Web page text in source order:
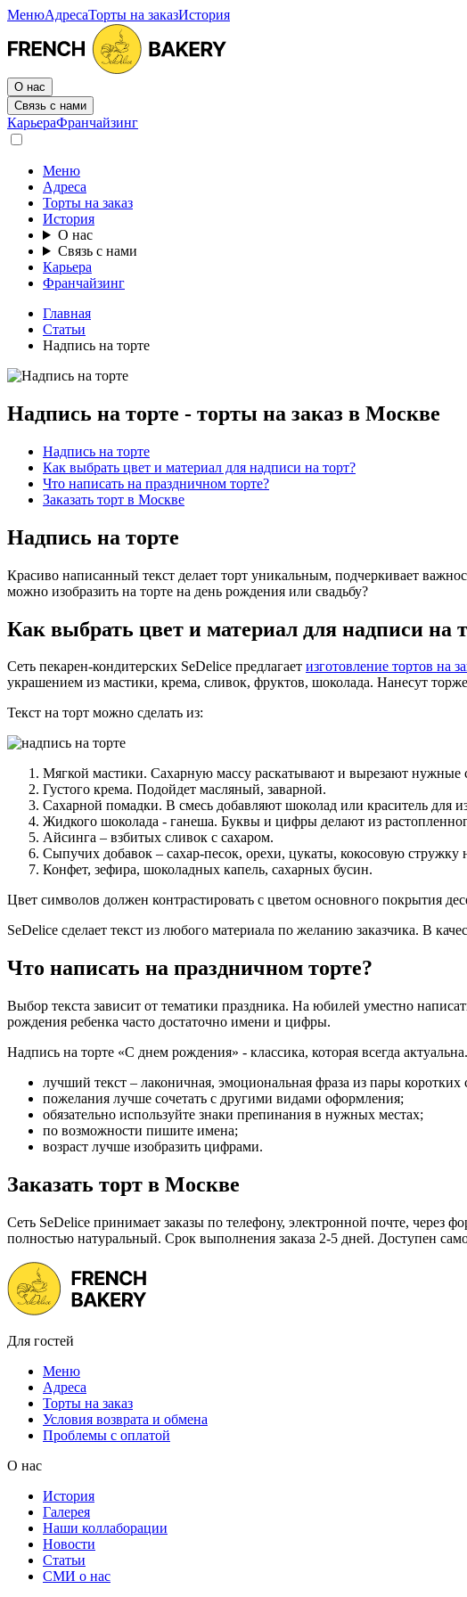
МенюАдресаТорты на заказИстория
О нас
Связь с нами
КарьераФранчайзинг
Меню
Адреса
Торты на заказ
История
О нас
Связь с нами
Карьера
Франчайзинг
Главная
Статьи
Надпись на торте
Надпись на торте - торты на заказ в Москве
Надпись на торте
Как выбрать цвет и материал для надписи на торт?
Что написать на праздничном торте?
Заказать торт в Москве
Надпись на торте
Красиво написанный текст делает торт уникальным, подчеркивает
можно изобразить на торте на день рождения или свадьбу?
Как выбрать цвет и материал для надписи на
Сеть пекарен-кондитерских SeDelice предлагает изготовление тортов на
украшением из мастики, крема, сливок, фруктов, шоколада. Нанесут
Текст на торт можно сделать из:
Мягкой мастики. Сахарную массу раскатывают и вырезают нужные
Густого крема. Подойдет масляный, заварной.
Сахарной помадки. В смесь добавляют шоколад или краситель для
Жидкого шоколада - ганеша. Буквы и цифры делают из
Айсинга – взбитых сливок с сахаром.
Сыпучих добавок – сахар-песок, орехи, цукаты, кокосовую стружку
Конфет, зефира, шоколадных капель, сахарных бусин.
Цвет символов должен контрастировать с цветом основного покрытия
SeDelice сделает текст из любого материала по желанию заказчика. В
Что написать на праздничном торте?
Выбор текста зависит от тематики праздника. На юбилей уместно
рождения ребенка часто достаточно имени и цифры.
Надпись на торте «С днем рождения» - классика, которая всегда
лучший текст – лаконичная, эмоциональная фраза из пары коротких
пожелания лучше сочетать с другими видами оформления;
обязательно используйте знаки препинания в нужных местах;
по возможности пишите имена;
возраст лучше изобразить цифрами.
Заказать торт в Москве
Сеть SeDelice принимает заказы по телефону, электронной почте, через
полностью натуральный. Срок выполнения заказа 2-5 дней. Доступен
Для гостей
Меню
Адреса
Торты на заказ
Условия возврата и обмена
Проблемы с оплатой
О нас
История
Галерея
Наши коллаборации
Новости
Статьи
СМИ о нас